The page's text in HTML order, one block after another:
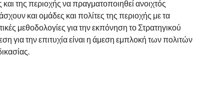
της περιοχής να πραγματοποιηθεί ανοιχτός
και ομάδες και πολίτες της περιοχής με τα
μεθοδολογίες για την εκπόνηση το Στρατηγικού
για την επιτυχία είναι η άμεση εμπλοκή των πολιτών